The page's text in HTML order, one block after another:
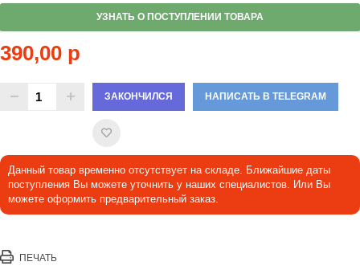
УЗНАТЬ О ПОСТУПЛЕНИИ ТОВАРА
390,00 р
ЗАКОНЧИЛСЯ НАПИСАТЬ В TELEGRAM
Данный товар временно отсутствует на складе. Ближайшие даты
поступления Вы можете уточнить у наших специалистов. Или Вы
можете оформить предварительный заказ.
ПЕЧАТЬ